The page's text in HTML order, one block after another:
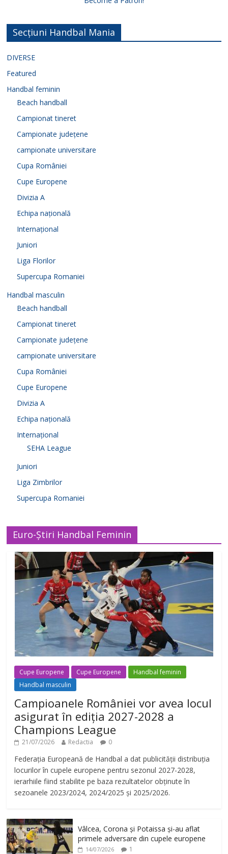
Secțiuni Handbal Mania
DIVERSE
Featured
Handbal feminin
Beach handball
Campionat tineret
Campionate județene
campionate universitare
Cupa României
Cupe Europene
Divizia A
Echipa națională
Internațional
Juniori
Liga Florilor
Supercupa Romaniei
Handbal masculin
Beach handball
Campionat tineret
Campionate județene
campionate universitare
Cupa României
Cupe Europene
Divizia A
Echipa națională
Internațional
SEHA League
Juniori
Liga Zimbrilor
Supercupa Romaniei
Euro-Știri Handbal Feminin
Cupe Europene Cupe Europene
Handbal feminin
Handbal masculin
Campioanele României vor avea locul
asigurat în ediția 2027-2028 a
Champions League
21/07/2026 Redactia 0
Federația Europeană de Handbal a dat publicității distribuția
locurilor în cupele europene pentru sezonul 2027-2028,
ierarhiile fiind stabilite pe baza rezultatelor obținute în
sezoanele 2023/2024, 2024/2025 și 2025/2026.
Vâlcea, Corona și Potaissa și-au aflat
primele adversare din cupele europene
14/07/2026 1